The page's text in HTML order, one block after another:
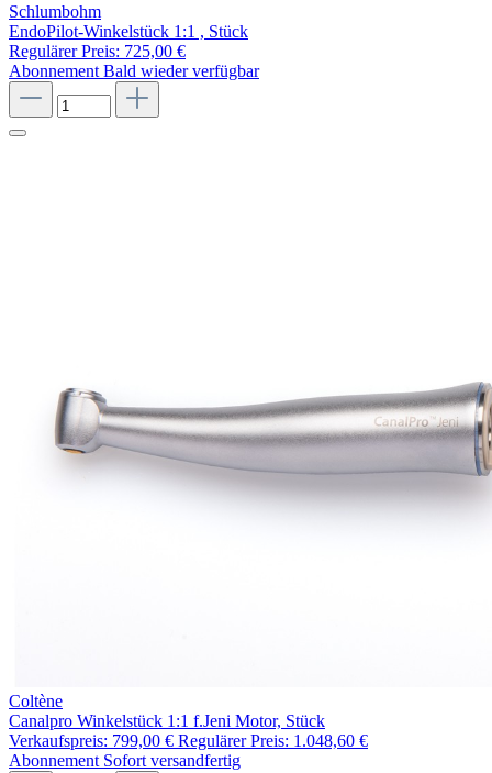
Schlumbohm
EndoPilot-Winkelstück 1:1 , Stück
Regulärer Preis: 725,00 €
Abonnement Bald wieder verfügbar
Coltène
Canalpro Winkelstück 1:1 f.Jeni Motor, Stück
Verkaufspreis: 799,00 € Regulärer Preis: 1.048,60 €
Abonnement Sofort versandfertig